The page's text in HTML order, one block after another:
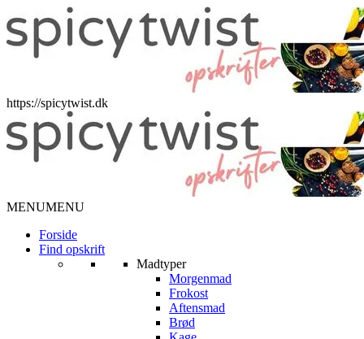
https://spicytwist.dk
MENUMENU
Forside
Find opskrift
Madtyper
Morgenmad
Frokost
Aftensmad
Brød